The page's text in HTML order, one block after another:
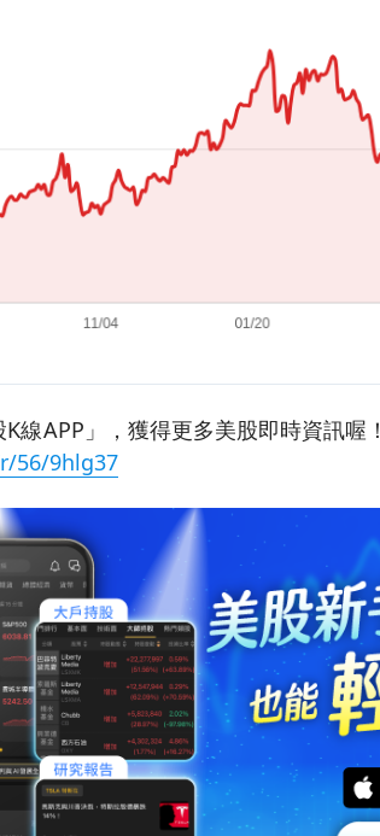
線APP」，獲得更多美股即時資訊喔！
56/9hlg37